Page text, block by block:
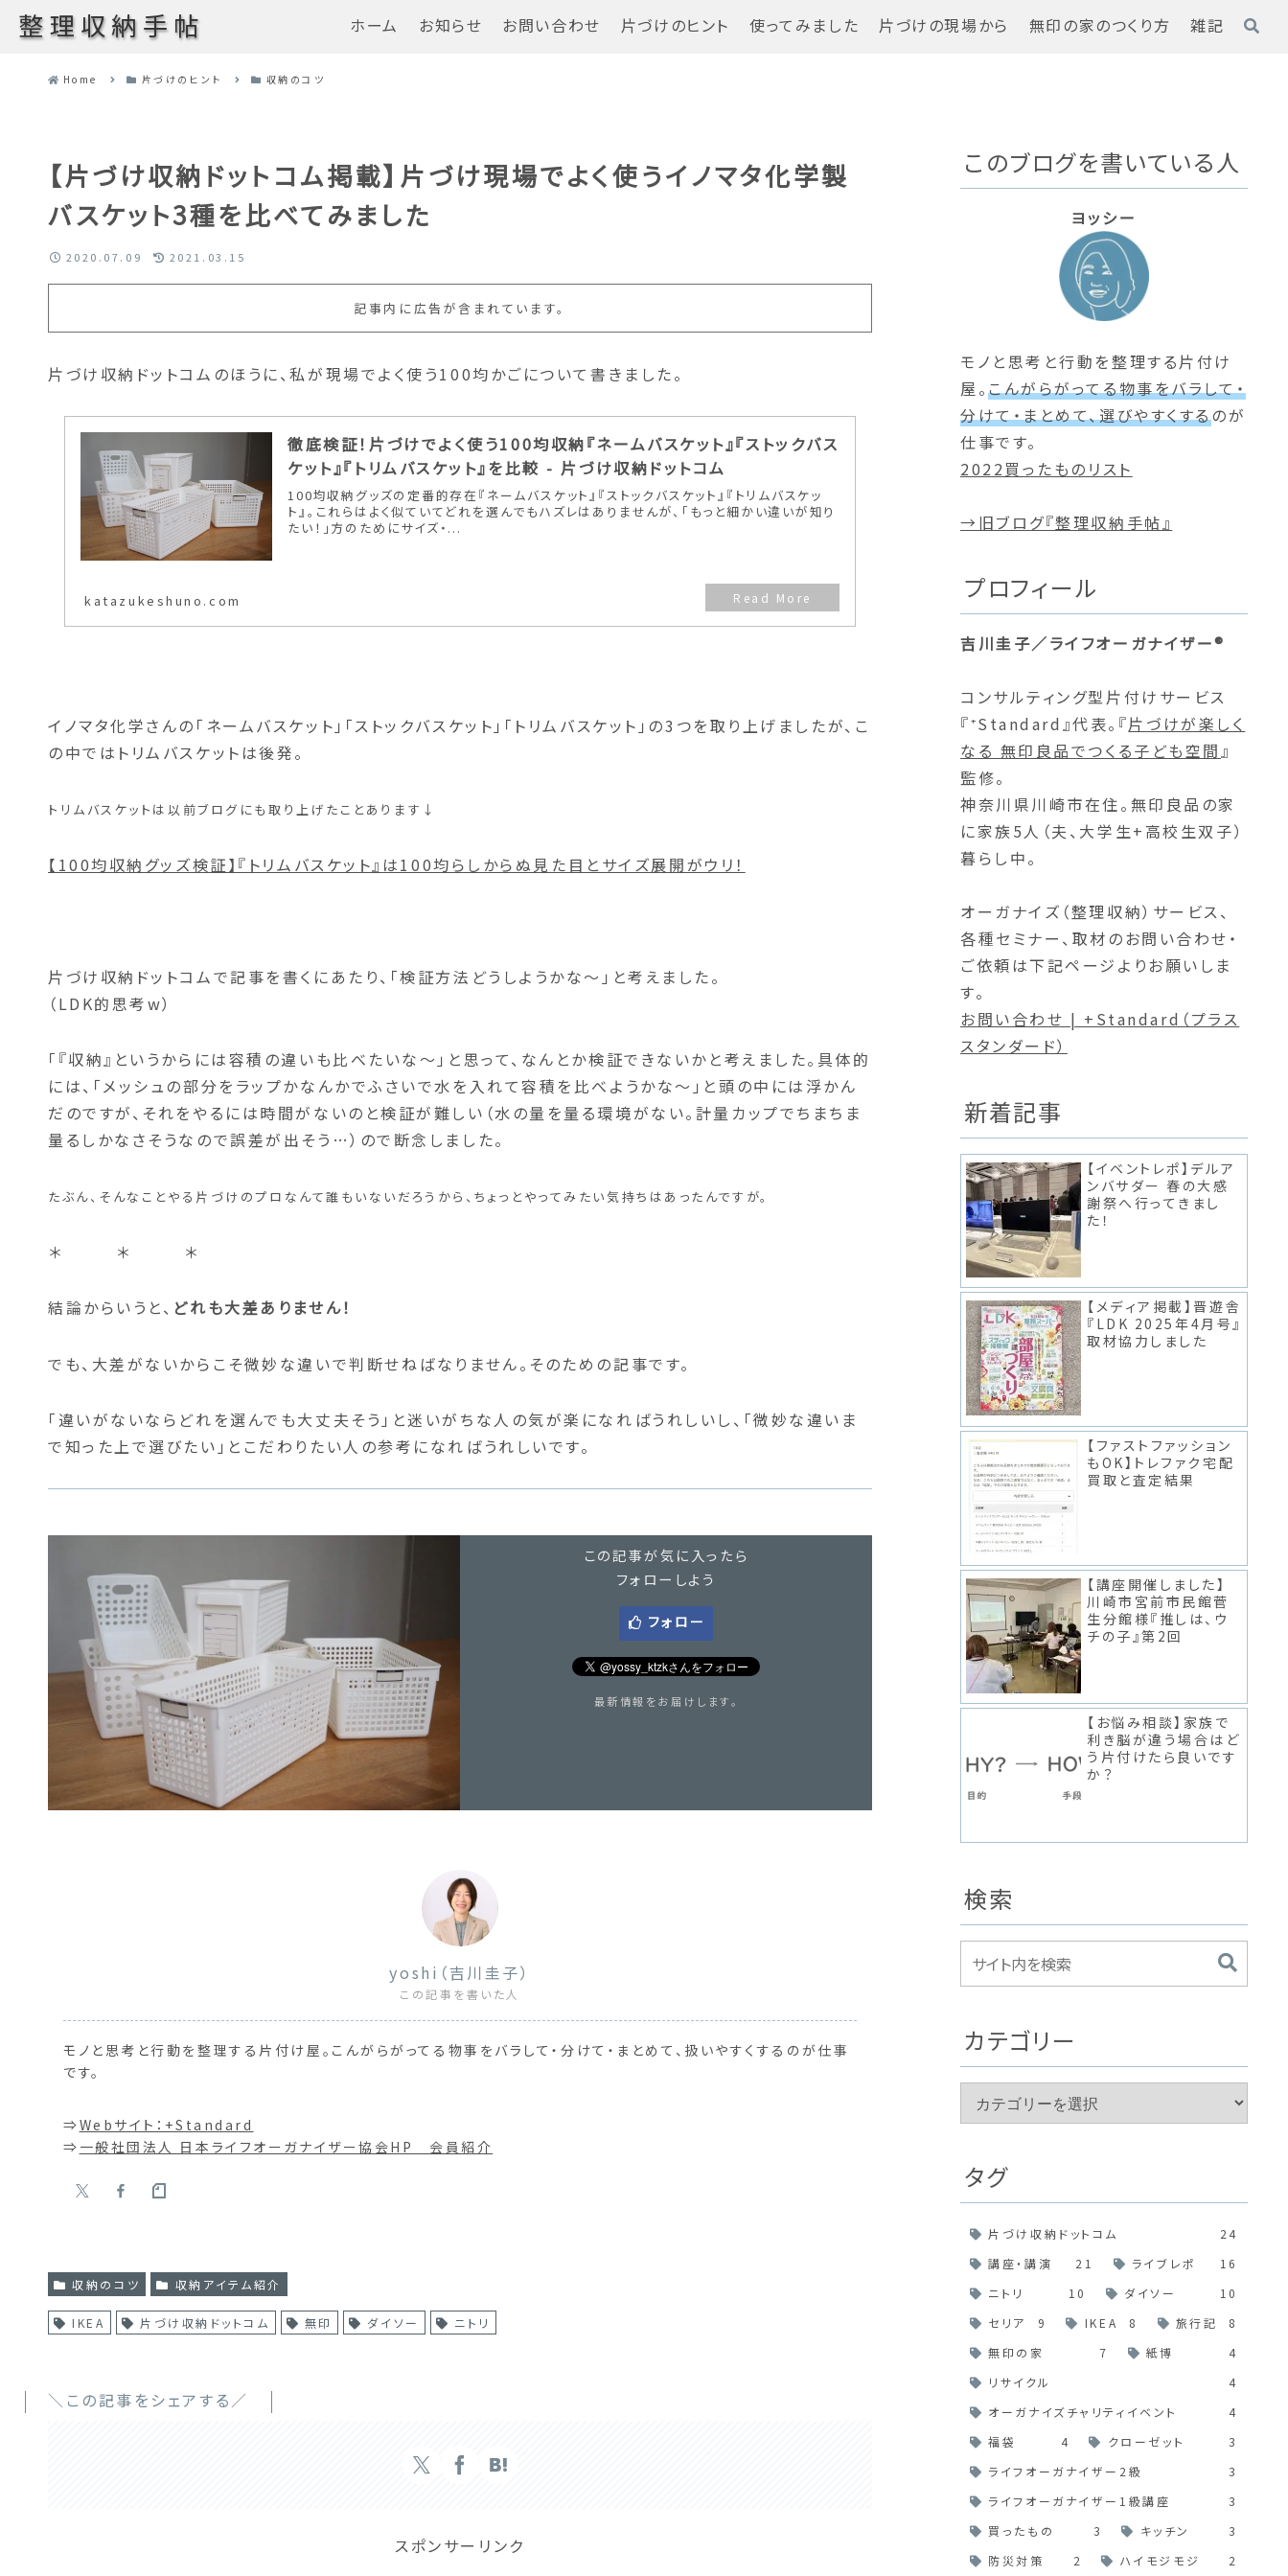
整理収納手帖 ホーム お知らせ お問い合わせ 片づけのヒント 使ってみました 片づけの現場から 無印の家のつくり方 雑記
Home 片づけのヒント 収納のコツ
【片づけ収納ドットコム掲載】片づけ現場でよく使うイノマタ化学製
バスケット3種を比べてみました
2020.07.09 2021.03.15
記事内に広告が含まれています。
片づけ収納ドットコムのほうに、私が現場でよく使う100均かごについて書きました。
徹底検証！片づけでよく使う100均収納『ネームバスケット』『ストックバス
ケット』『トリムバスケット』を比較 - 片づけ収納ドットコム
100均収納グッズの定番的存在『ネームバスケット』『ストックバスケット』『トリムバスケッ
ト』。これらはよく似ていてどれを選んでもハズレはありませんが、「もっと細かい違いが知り
たい！」方のためにサイズ・...
katazukeshuno.com
イノマタ化学さんの「ネームバスケット」「ストックバスケット」「トリムバスケット」の3つを取り上げましたが、こ
の中ではトリムバスケットは後発。
トリムバスケットは以前ブログにも取り上げたことあります↓
【100均収納グッズ検証】『トリムバスケット』は100均らしからぬ見た目とサイズ展開がウリ！
片づけ収納ドットコムで記事を書くにあたり、「検証方法どうしようかな～」と考えました。
（LDK的思考w）
「『収納』というからには容積の違いも比べたいな～」と思って、なんとか検証できないかと考えました。具体的
には、「メッシュの部分をラップかなんかでふさいで水を入れて容積を比べようかな～」と頭の中には浮かん
だのですが、それをやるには時間がないのと検証が難しい（水の量を量る環境がない。計量カップでちまちま
量るしかなさそうなので誤差が出そう…）ので断念しました。
たぶん、そんなことやる片づけのプロなんて誰もいないだろうから、ちょっとやってみたい気持ちはあったんですが。
＊ ＊ ＊
結論からいうと、 どれも大差ありません！
でも、大差がないからこそ微妙な違いで判断せねばなりません。そのための記事です。
「違いがないならどれを選んでも大丈夫そう」と迷いがちな人の気が楽になればうれしいし、「微妙な違いま
で知った上で選びたい」とこだわりたい人の参考になればうれしいです。
この記事が気に入ったら
フォローしよう
フォロー
最新情報をお届けします。
yoshi（吉川圭子）
この記事を書いた人
モノと思考と行動を整理する片付け屋。こんがらがってる物事をバラして・分けて・まとめて、扱いやすくするのが仕事
です。
⇒Webサイト：+Standard
⇒ 一般社団法人 日本ライフオーガナイザー協会HP 会員紹介
収納のコツ 収納アイテム紹介
IKEA 片づけ収納ドットコム 無印 ダイソー ニトリ
＼この記事をシェアする／
スポンサーリンク
このブログを書いている人
ヨッシー
モノと思考と行動を整理する片付け
屋。こんがらがってる物事をバラして・
分けて・まとめて、選びやすくするのが
仕事です。
2022買ったものリスト
→旧ブログ『整理収納手帖』
プロフィール
吉川圭子／ライフオーガナイザー®
コンサルティング型片付けサービス
『⁺Standard』代表。『片づけが楽しく
なる 無印良品でつくる子ども空間』
監修。
神奈川県川崎市在住。無印良品の家
に家族5人（夫、大学生+高校生双子）
暮らし中。
オーガナイズ（整理収納）サービス、
各種セミナー、取材のお問い合わせ・
ご依頼は下記ページよりお願いしま
す。
お問い合わせ | +Standard（プラス
スタンダード）
新着記事
【イベントレポ】デルア
ンバサダー 春の大感
謝祭へ行ってきまし
た！
【メディア掲載】晋遊舎
『LDK 2025年4月号』
取材協力しました
【ファストファッション
もOK】トレファク宅配
買取と査定結果
【講座開催しました】
川崎市宮前市民館菅
生分館様『推しは、ウ
チの子』第2回
【お悩み相談】家族で
利き脳が違う場合はど
う片付けたら良いです
か？
検索
カテゴリー
タグ
片づけ収納ドットコム
24
講座・講演
21 ライブレポ
16
ニトリ
10 ダイソー
10
セリア
9 IKEA 8 旅行記
8
無印の家
7 紙博
4
リサイクル
4
オーガナイズチャリティイベント
4
福袋
4 クローゼット
3
ライフオーガナイザー2級
3
ライフオーガナイザー1級講座
3
買ったもの
3 キッチン
3
防災対策
2 ハイモジモジ 2